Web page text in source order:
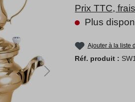
Prix TTC,
Plus
Ajouter à la liste
Réf. produit :